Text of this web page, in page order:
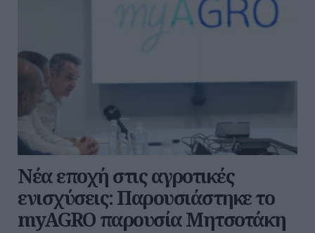
Νέα εποχή στις αγροτικές
ενισχύσεις: Παρουσιάστηκε το
myAGRO παρουσία Μητσοτάκη